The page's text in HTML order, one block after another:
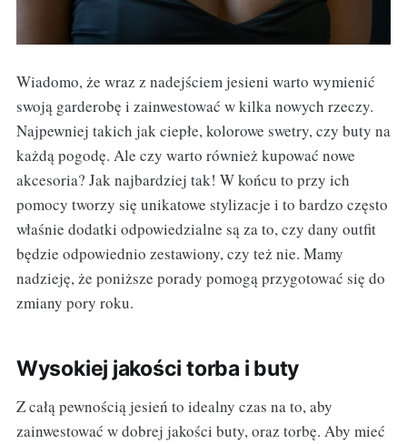
Wiadomo, że wraz z nadejściem jesieni warto wymienić
swoją garderobę i zainwestować w kilka nowych rzeczy.
Najpewniej takich jak ciepłe, kolorowe swetry, czy buty na
każdą pogodę. Ale czy warto również kupować nowe
akcesoria? Jak najbardziej tak! W końcu to przy ich
pomocy tworzy się unikatowe stylizacje i to bardzo często
właśnie dodatki odpowiedzialne są za to, czy dany outfit
będzie odpowiednio zestawiony, czy też nie. Mamy
nadzieję, że poniższe porady pomogą przygotować się do
zmiany pory roku.
Wysokiej jakości torba i buty
Z całą pewnością jesień to idealny czas na to, aby
zainwestować w dobrej jakości buty, oraz torbę. Aby mieć